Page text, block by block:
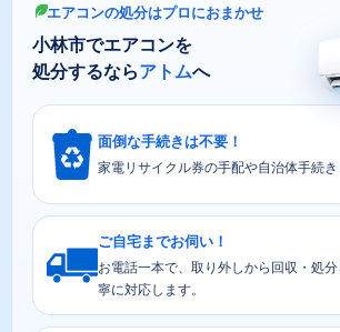
エアコンの処分はプロにおまかせ
小林市でエアコンを
処分するならアトムへ
面倒な手続きは不要！
家電リサイクル券の手配や自治体手続き
ご自宅までお伺い！
お電話一本で、取り外しから回収・処
寧に対応します。